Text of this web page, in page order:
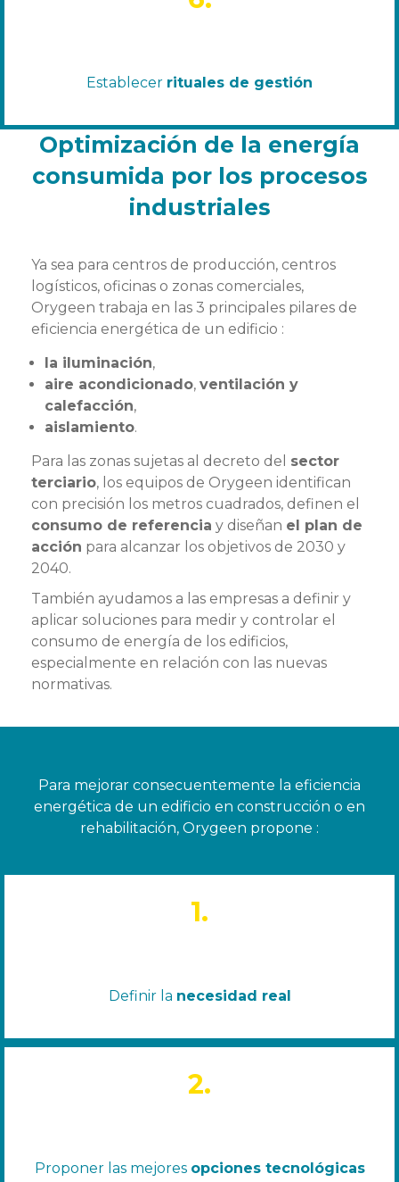
Establecer rituales de gestión
Optimización de la energía
consumida por los procesos
industriales
Ya sea para centros de producción, centros
logísticos, oficinas o zonas comerciales,
Orygeen trabaja en las 3 principales pilares de
eficiencia energética de un edificio :
la iluminación,
aire acondicionado, ventilación y
calefacción,
aislamiento.
Para las zonas sujetas al decreto del sector
terciario, los equipos de Orygeen identifican
con precisión los metros cuadrados, definen el
consumo de referencia y diseñan el plan de
acción para alcanzar los objetivos de 2030 y
2040.
También ayudamos a las empresas a definir y
aplicar soluciones para medir y controlar el
consumo de energía de los edificios,
especialmente en relación con las nuevas
normativas.
Para mejorar consecuentemente la eficiencia
energética de un edificio en construcción o en
rehabilitación, Orygeen propone :
1.
Definir la necesidad real
2.
Proponer las mejores opciones tecnológicas